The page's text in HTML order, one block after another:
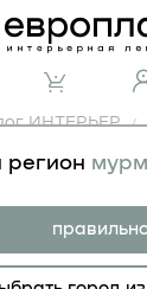
регион
ИНТЕРЬЕР
280
панель